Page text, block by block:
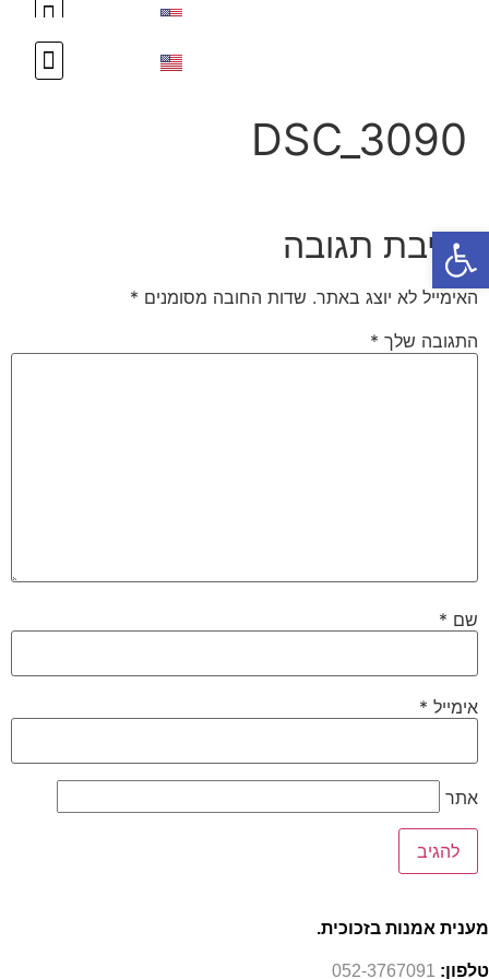
DSC_3090
כתיבת תגובה
האימייל לא יוצג באתר. שדות החובה מסומנים *
התגובה שלך *
שם *
אימייל *
אתר
מענית אמנות בזכוכית.
טלפון: 052-3767091
פתח סרגל נגישות